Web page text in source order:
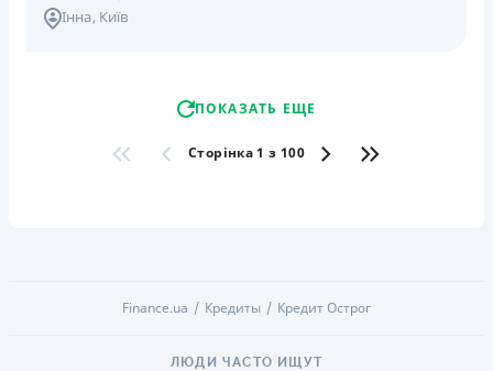
Інна, Київ
ПОКАЗАТЬ ЕЩЕ
Сторінка 1 з 100
Finance.ua Кредиты Кредит Острог
ЛЮДИ ЧАСТО ИЩУТ